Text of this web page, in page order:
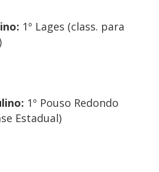
1º Lages (class. para
1º Pouso Redondo
Estadual)